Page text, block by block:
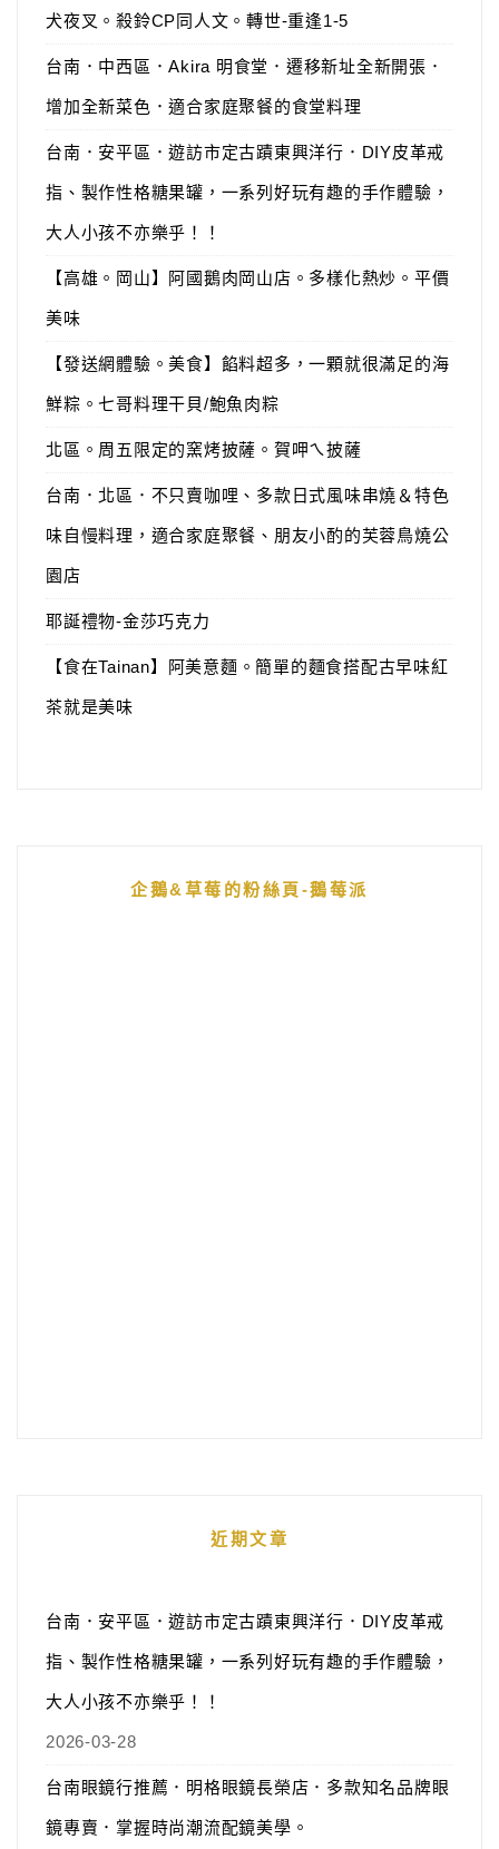
犬夜叉。殺鈴CP同人文。轉世-重逢1-5
台南．中西區．Akira 明食堂．遷移新址全新開張．
增加全新菜色．適合家庭聚餐的食堂料理
台南．安平區．遊訪市定古蹟東興洋行．DIY皮革戒
指、製作性格糖果罐，一系列好玩有趣的手作體驗，
大人小孩不亦樂乎！！
【高雄。岡山】阿國鵝肉岡山店。多樣化熱炒。平價
美味
【發送網體驗。美食】餡料超多，一顆就很滿足的海
鮮粽。七哥料理干貝/鮑魚肉粽
北區。周五限定的窯烤披薩。賀呷ㄟ披薩
台南．北區．不只賣咖哩、多款日式風味串燒＆特色
味自慢料理，適合家庭聚餐、朋友小酌的芙蓉鳥燒公
園店
耶誕禮物-金莎巧克力
【食在Tainan】阿美意麵。簡單的麵食搭配古早味紅
茶就是美味
企鵝&草莓的粉絲頁-鵝莓派
近期文章
台南．安平區．遊訪市定古蹟東興洋行．DIY皮革戒
指、製作性格糖果罐，一系列好玩有趣的手作體驗，
大人小孩不亦樂乎！！
2026-03-28
台南眼鏡行推薦．明格眼鏡長榮店．多款知名品牌眼
鏡專賣．掌握時尚潮流配鏡美學。